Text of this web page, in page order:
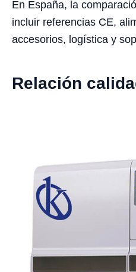
En España, la
incluir referencias CE,
accesorios, logística y
Relación